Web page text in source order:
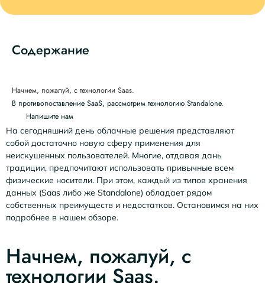
Содержание
Начнем, пожалуй, с технологии Saas.
В противопоставление SaaS, рассмотрим технологию Standalone.
Напишите нам
На сегодняшний день облачные решения представляют
собой достаточно новую сферу применения для
неискушенных пользователей. Многие, отдавая дань
традиции, предпочитают использовать привычные всем
физические носители. При этом, каждый из типов хранения
данных (Saas либо же Standalone) обладает рядом
собственных преимуществ и недостатков. Остановимся на них
подробнее в нашем обзоре.
Начнем, пожалуй, с
технологии Saas.